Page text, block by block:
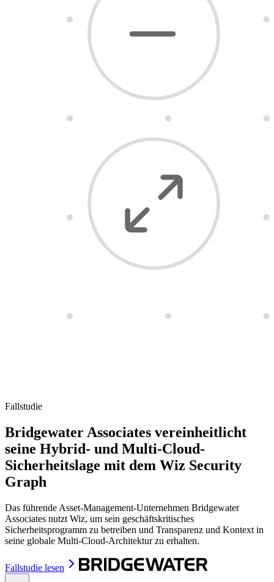
Fallstudie
Bridgewater Associates vereinheitlicht
seine Hybrid- und Multi-Cloud-
Sicherheitslage mit dem Wiz Security
Graph
Das führende Asset-Management-Unternehmen Bridgewater
Associates nutzt Wiz, um sein geschäftskritisches
Sicherheitsprogramm zu betreiben und Transparenz und Kontext in
seine globale Multi-Cloud-Architektur zu erhalten.
Fallstudie lesen